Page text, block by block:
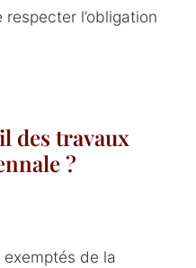
l’obligation
des travaux
?
de la